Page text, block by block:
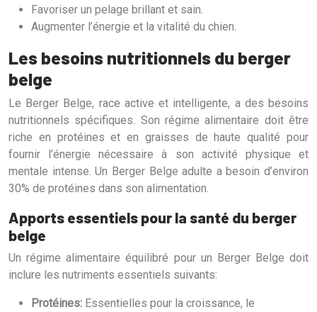
Favoriser un pelage brillant et sain.
Augmenter l’énergie et la vitalité du chien.
Les besoins nutritionnels du berger
belge
Le Berger Belge, race active et intelligente, a des besoins
nutritionnels spécifiques. Son régime alimentaire doit être
riche en protéines et en graisses de haute qualité pour
fournir l’énergie nécessaire à son activité physique et
mentale intense. Un Berger Belge adulte a besoin d’environ
30% de protéines dans son alimentation.
Apports essentiels pour la santé du berger
belge
Un régime alimentaire équilibré pour un Berger Belge doit
inclure les nutriments essentiels suivants:
Protéines: Essentielles pour la croissance, le